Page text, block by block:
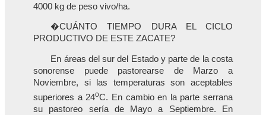
4000 kg de peso vivo/ha.
�CUÁNTO TIEMPO DURA EL CICLO
PRODUCTIVO DE ESTE ZACATE?
En áreas del sur del Estado y parte de la costa
sonorense puede pastorearse de Marzo a
Noviembre, si las temperaturas son aceptables
superiores a 24oC. En cambio en la parte serrana
su pastoreo sería de Mayo a Septiembre. En